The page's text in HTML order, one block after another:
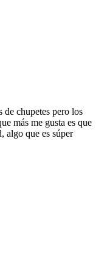
chupetes pero los
más me gusta es que
algo que es súper